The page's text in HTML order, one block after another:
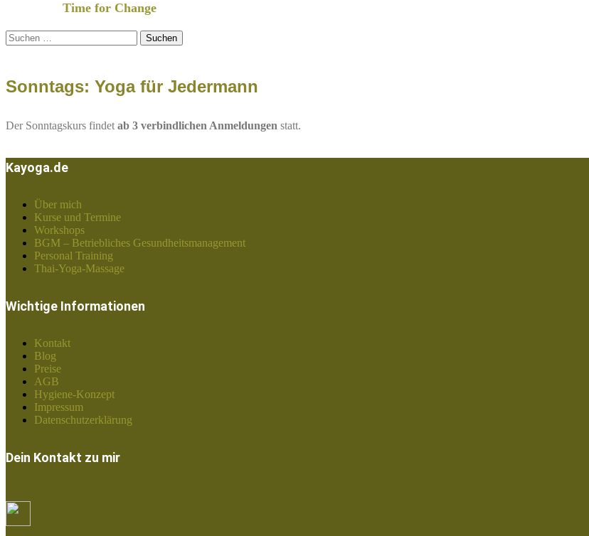
Time for Change
Suchen
nach:
Sonntags: Yoga für Jedermann
Der Sonntagskurs findet ab 3 verbindlichen Anmeldungen statt.
Kayoga.de
Über mich
Kurse und Termine
Workshops
BGM – Betriebliches Gesundheitsmanagement
Personal Training
Thai-Yoga-Massage
Wichtige Informationen
Kontakt
Blog
Preise
AGB
Hygiene-Konzept
Impressum
Datenschutzerklärung
Dein Kontakt zu mir